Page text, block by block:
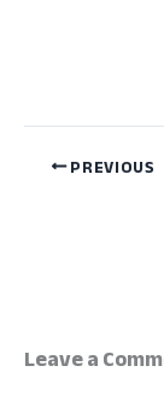
PREVIOUS
Leave a